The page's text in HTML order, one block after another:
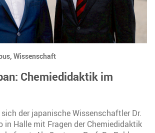
Wissenschaft
Chemiedidaktik im
der japanische Wissenschaftler Dr.
in Halle mit Fragen der Chemiedidaktik